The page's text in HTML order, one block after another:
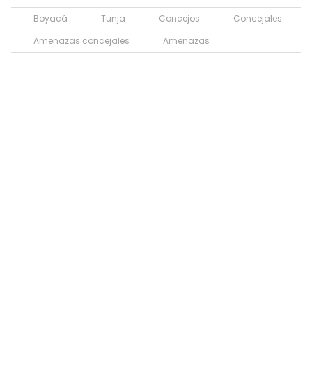
Boyacá Tunja Concejos
Concejales
Amenazas concejales
Amenazas